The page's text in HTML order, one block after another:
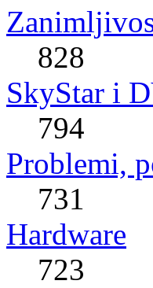
828
SkyStar i
794
Problemi,
731
Hardware
723